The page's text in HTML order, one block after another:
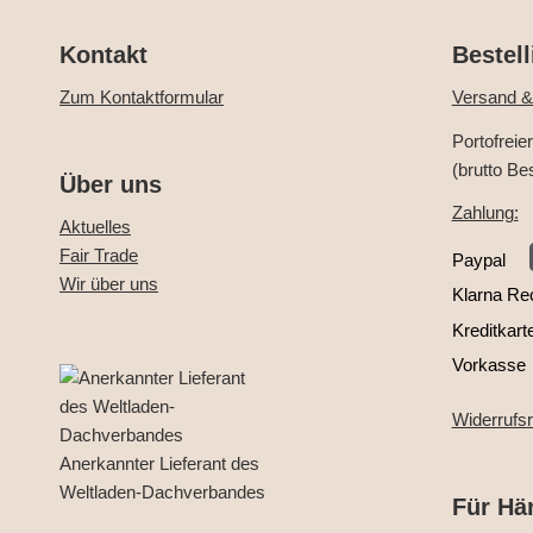
Kontakt
Zum Kontaktformular
Über uns
Aktuelles
Fair Trade
Wir über uns
Anerkannter Lieferant des
Weltladen-Dachverbandes
Versand
(brutto
Zahlung:
Paypal
Klarna
Vorkasse
Für